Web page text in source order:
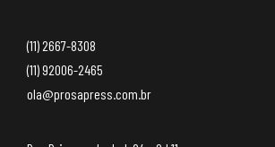
(11) 2667-8308
(11) 92006-2465
ola@prosapress.com.br